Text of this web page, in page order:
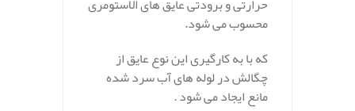
محسوب می شود.
که با به کارگیری این نوع عایق از
چگالش در لوله های آب سرد شده
مانع ایجاد می شود .